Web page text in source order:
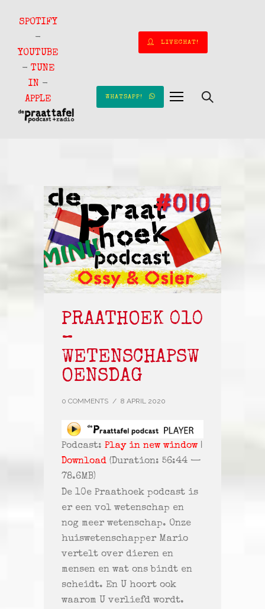
SPOTIFY
-
YOUTUBE
- TUNE
IN -
APPLE
LIVECHAT!
WHATSAPP!
PRAATHOEK 010
–
WETENSCHAPSW
OENSDAG
0 COMMENTS / 8 APRIL 2020
Podcast: Play in new window|
Download (Duration: 56:44 —
78.6MB)
De 10e Praathoek podcast is
er een vol wetenschap en
nog meer wetenschap. Onze
huiswetenschapper Mario
vertelt over dieren en
mensen en wat ons bindt en
scheidt. En U hoort ook
waarom U verliefd wordt.